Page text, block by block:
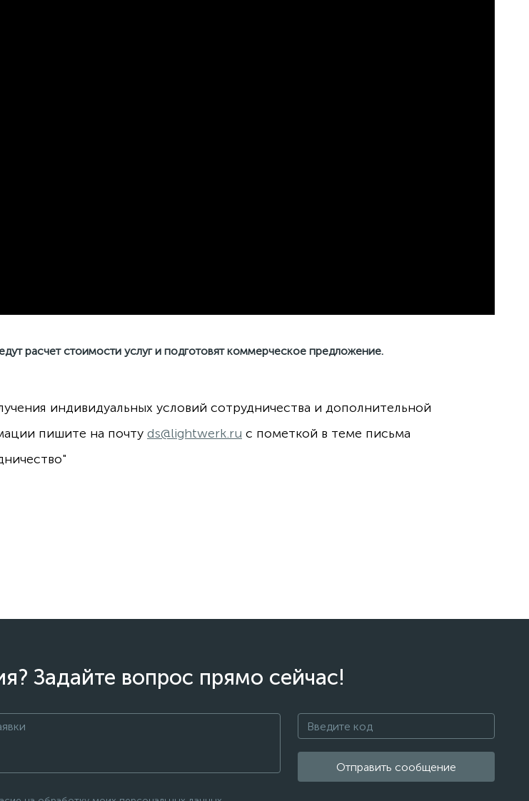
расчет стоимости услуг и подготовят коммерческое предложение.
индивидуальных условий сотрудничества и дополнительной
пишите на почту ds@lightwerk.ru с пометкой в теме письма
Задайте вопрос прямо сейчас!
Отправить сообщение